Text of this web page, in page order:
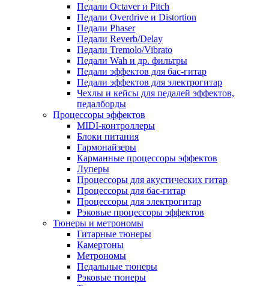
Педали Octaver и Pitch
Педали Overdrive и Distortion
Педали Phaser
Педали Reverb/Delay
Педали Tremolo/Vibrato
Педали Wah и др. фильтры
Педали эффектов для бас-гитар
Педали эффектов для электрогитар
Чехлы и кейсы для педалей эффектов,
педалборды
Процессоры эффектов
MIDI-контроллеры
Блоки питания
Гармонайзеры
Карманные процессоры эффектов
Луперы
Процессоры для акустических гитар
Процессоры для бас-гитар
Процессоры для электрогитар
Рэковые процессоры эффектов
Тюнеры и метрономы
Гитарные тюнеры
Камертоны
Метрономы
Педальные тюнеры
Рэковые тюнеры